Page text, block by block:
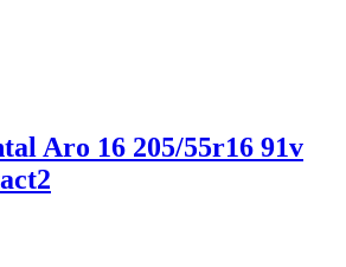
Aro 16 205/55r16 91v